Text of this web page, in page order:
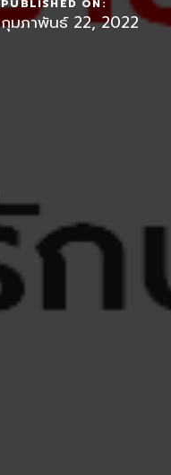
PUBLISHED ON:
กุมภาพันธ์ 22, 2022